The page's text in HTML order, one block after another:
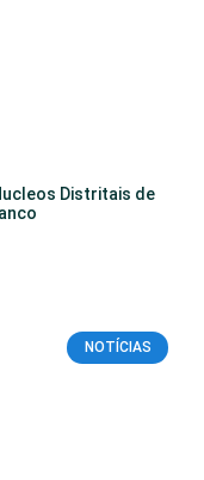
Distritais de
NOTÍCIAS